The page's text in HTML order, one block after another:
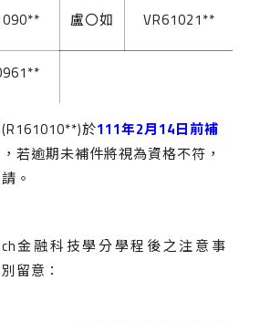
盧〇如
VR61021**
(R161010**)於111年2月14日前補
，若逾期未補件將視為資格不符，
。
金融科技學分學程後之注意事
留意：